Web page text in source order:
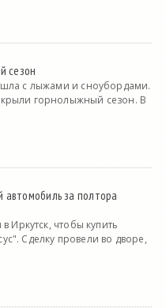
сезон
с лыжами и сноубордами.
горнолыжный сезон. В
за полтора
Иркутск, чтобы купить
Сделку провели во дворе,